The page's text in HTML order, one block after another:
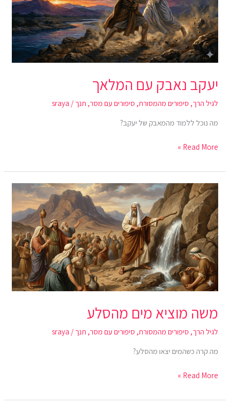
יעקב נאבק עם המלאך
לגיל הרך, סיפורים מהמסורת, סיפורים עם מסר, תנך /
sraya
מה נוכל ללמוד מהמאבק של יעקב?
Read More »
משה מוציא מים מהסלע
לגיל הרך, סיפורים מהמסורת, סיפורים עם מסר, תנך /
sraya
מה קרה כשהמים יצאו מהסלע?
משה
מוציא
מים
מהסלע
Read More »